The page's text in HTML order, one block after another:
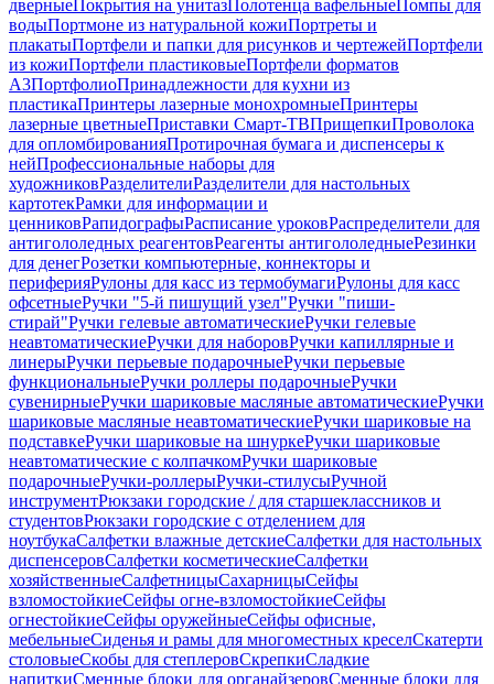
дверныеПокрытия на унитазПолотенца вафельныеПомпы для
водыПортмоне из натуральной кожиПортреты и
плакатыПортфели и папки для рисунков и чертежейПортфели
из кожиПортфели пластиковыеПортфели форматов
А3ПортфолиоПринадлежности для кухни из
пластикаПринтеры лазерные монохромныеПринтеры
лазерные цветныеПриставки Смарт-ТВПрищепкиПроволока
для опломбированияПротирочная бумага и диспенсеры к
нейПрофессиональные наборы для
художниковРазделителиРазделители для настольных
картотекРамки для информации и
ценниковРапидографыРасписание уроковРаспределители для
антигололедных реагентовРеагенты антигололедныеРезинки
для денегРозетки компьютерные, коннекторы и
периферияРулоны для касс из термобумагиРулоны для касс
офсетныеРучки "5-й пишущий узел"Ручки "пиши-
стирай"Ручки гелевые автоматическиеРучки гелевые
неавтоматическиеРучки для наборовРучки капиллярные и
линерыРучки перьевые подарочныеРучки перьевые
функциональныеРучки роллеры подарочныеРучки
сувенирныеРучки шариковые масляные автоматическиеРучки
шариковые масляные неавтоматическиеРучки шариковые на
подставкеРучки шариковые на шнуркеРучки шариковые
неавтоматические с колпачкомРучки шариковые
подарочныеРучки-роллерыРучки-стилусыРучной
инструментРюкзаки городские / для старшеклассников и
студентовРюкзаки городские с отделением для
ноутбукаСалфетки влажные детскиеСалфетки для настольных
диспенсеровСалфетки косметическиеСалфетки
хозяйственныеСалфетницыСахарницыСейфы
взломостойкиеСейфы огне-взломостойкиеСейфы
огнестойкиеСейфы оружейныеСейфы офисные,
мебельныеСиденья и рамы для многоместных креселСкатерти
столовыеСкобы для степлеровСкрепкиСладкие
напиткиСменные блоки для органайзеровСменные блоки для